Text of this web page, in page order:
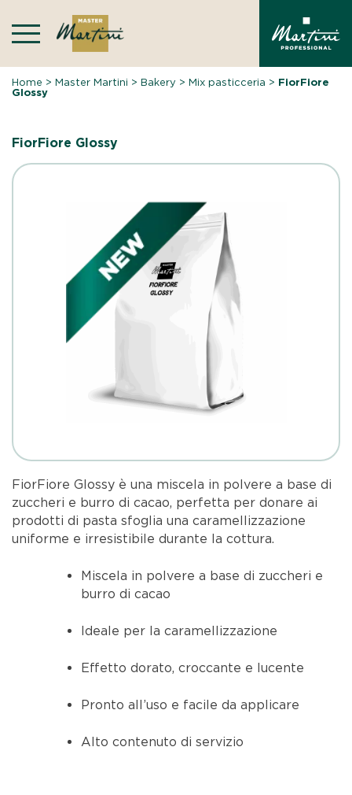
content
Home >Master Martini >Bakery >Mix pasticceria > FiorFiore
Glossy
FiorFiore Glossy
FiorFiore Glossy è una miscela in polvere a base di
zuccheri e burro di cacao, perfetta per donare ai
prodotti di pasta sfoglia una caramellizzazione
uniforme e irresistibile durante la cottura.
Miscela in polvere a base di zuccheri e
burro di cacao
Ideale per la caramellizzazione
Effetto dorato, croccante e lucente
Pronto all’uso e facile da applicare
Alto contenuto di servizio